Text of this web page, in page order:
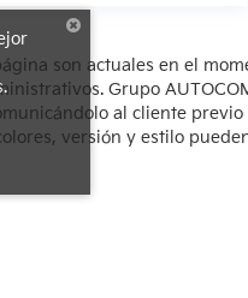
son actuales en el
Grupo
al cliente
versión y estilo